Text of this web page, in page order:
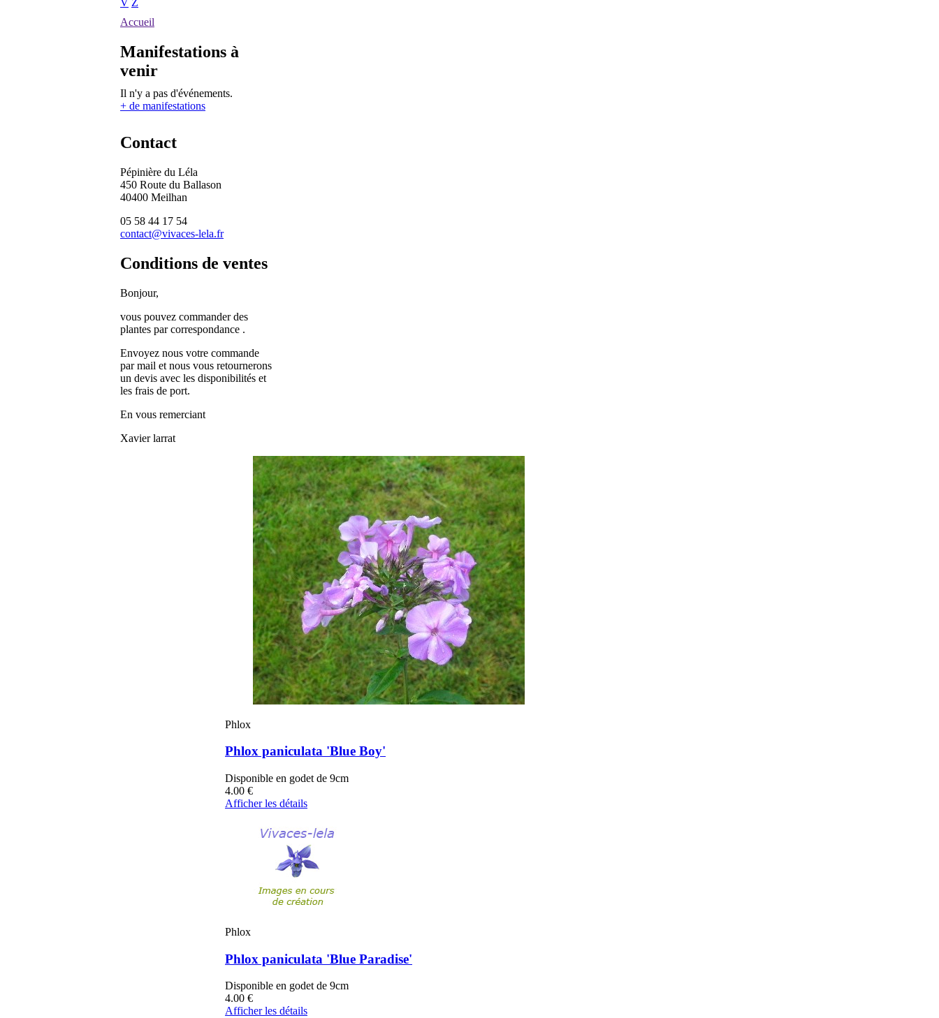
V Z
Accueil
Manifestations à
venir
Il n'y a pas d'événements.
+ de manifestations
Contact
Pépinière du Léla
450 Route du Ballason
40400 Meilhan
05 58 44 17 54
contact@vivaces-lela.fr
Conditions de ventes
Bonjour,
vous pouvez commander des
plantes par correspondance .
Envoyez nous votre commande
par mail et nous vous retournerons
un devis avec les disponibilités et
les frais de port.
En vous remerciant
Xavier larrat
Phlox
Phlox paniculata 'Blue Boy'
Disponible en godet de 9cm
4.00 €
Afficher les détails
Phlox
Phlox paniculata 'Blue Paradise'
Disponible en godet de 9cm
4.00 €
Afficher les détails